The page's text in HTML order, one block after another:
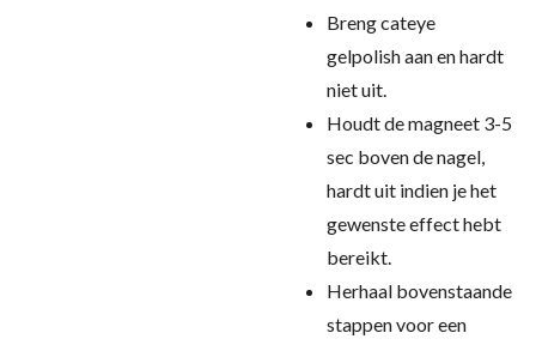
Breng cateye
gelpolish aan en hardt
niet uit.
Houdt de magneet 3-5
sec boven de nagel,
hardt uit indien je het
gewenste effect hebt
bereikt.
Herhaal bovenstaande
stappen voor een